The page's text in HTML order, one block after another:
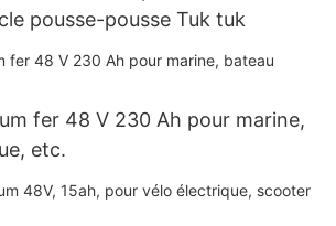
pousse-pousse Tuk tuk
fer 48 V 230 Ah pour marine,
etc.